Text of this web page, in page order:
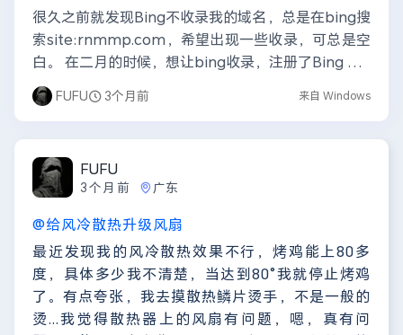
e
n
很久之前就发现Bing不收录我的域名，总是在bing搜
索site:rnmmp.com，希望出现一些收录，可总是空
白。 在二月的时候，想让bing收录，注册了Bing We
bmaster Tools，...
FUFU 3个月前 来自 Windows
FUFU
3个月前 广东
@给风冷散热升级风扇
最近发现我的风冷散热效果不行，烤鸡能上80多
度，具体多少我不清楚，当达到80°我就停止烤鸡
了。有点夸张，我去摸散热鳞片烫手，不是一般的
烫...我觉得散热器上的风扇有问题，嗯，真有问